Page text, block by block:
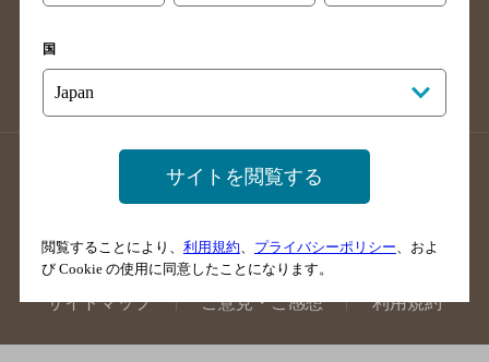
店舗登録方法のご案内
店舗情報更新方法のご案内
掲載店舗様ログイン
サイトマップ ご意見・ご感想 利用規約
国
サイトを閲覧する
閲覧することにより、 利用規約 プライバシーポリシー 、およ
び Cookie の使用に同意したことになります。